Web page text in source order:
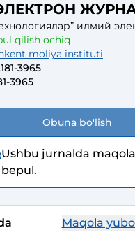
илмий
qilish ochiq
moliya instituti
3965
3965
Obuna bo'lish
Ushbu jurnalda
bepul.
Maqola